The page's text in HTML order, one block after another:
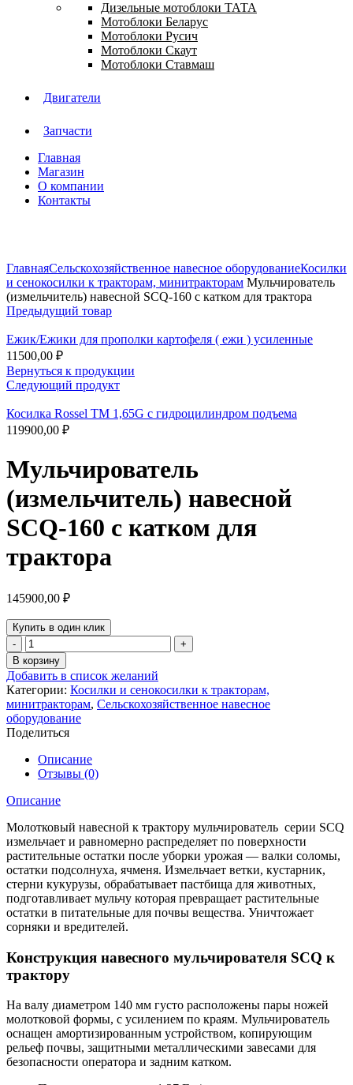
Дизельные мотоблоки ТАТА
Мотоблоки Беларус
Мотоблоки Русич
Мотоблоки Скаут
Мотоблоки Ставмаш
Двигатели
Запчасти
Главная
Магазин
О компании
Контакты
ГлавнаяСельскохозяйственное навесное оборудованиеКосилки
и сенокосилки к тракторам, минитракторам Мульчирователь
(измельчитель) навесной SCQ-160 с катком для трактора
Предыдущий товар
Ежик/Ежики для прополки картофеля ( ежи ) усиленные
11500,00 ₽
Вернуться к продукции
Следующий продукт
Косилка Rossel ТМ 1,65G с гидроцилиндром подъема
119900,00 ₽
Мульчирователь
(измельчитель) навесной
SCQ-160 с катком для
трактора
145900,00 ₽
Купить в один клик
Количество
товара
Мульчирователь
(измельчитель)
навесной
SCQ-
160
с
катком
для
трактора
В корзину
Добавить в список желаний
Категории: Косилки и сенокосилки к тракторам,
минитракторам, Сельскохозяйственное навесное
оборудование
Поделиться
Описание
Отзывы (0)
Описание
Молотковый навесной к трактору мульчирователь серии SCQ
измельчает и равномерно распределяет по поверхности
растительные остатки после уборки урожая — валки соломы,
остатки подсолнуха, ячменя. Измельчает ветки, кустарник,
стерни кукурузы, обрабатывает пастбища для животных,
подготавливает мульчу которая превращает растительные
остатки в питательные для почвы вещества. Уничтожает
сорняки и вредителей.
Конструкция навесного мульчирователя SCQ к
трактору
На валу диаметром 140 мм густо расположены пары ножей
молотковой формы, с усилением по краям. Мульчирователь
оснащен амортизированным устройством, копирующим
рельеф почвы, защитными металлическими завесами для
безопасности оператора и задним катком.